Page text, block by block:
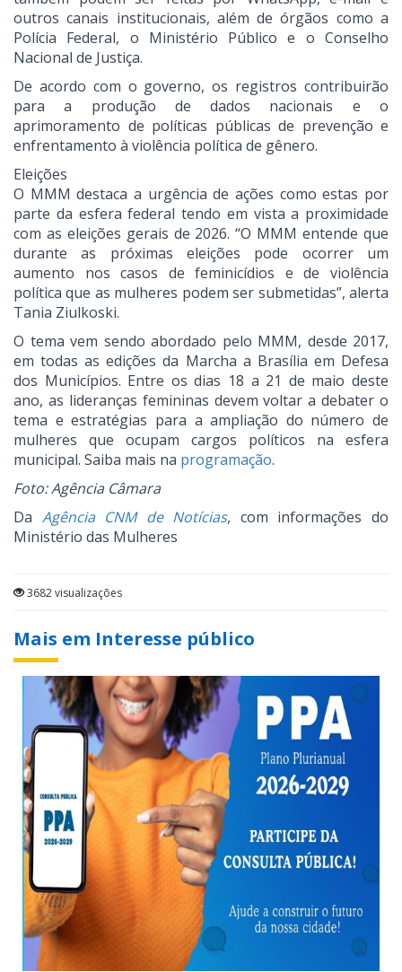
outros canais institucionais, além de órgãos como a
Polícia Federal, o Ministério Público e o Conselho
Nacional de Justiça.
De acordo com o governo, os registros contribuirão
para a produção de dados nacionais e o
aprimoramento de políticas públicas de prevenção e
enfrentamento à violência política de gênero.
Eleições
O MMM destaca a urgência de ações como estas por
parte da esfera federal tendo em vista a proximidade
com as eleições gerais de 2026. “O MMM entende que
durante as próximas eleições pode ocorrer um
aumento nos casos de feminicídios e de violência
política que as mulheres podem ser submetidas”, alerta
Tania Ziulkoski.
O tema vem sendo abordado pelo MMM, desde 2017,
em todas as edições da Marcha a Brasília em Defesa
dos Municípios. Entre os dias 18 a 21 de maio deste
ano, as lideranças femininas devem voltar a debater o
tema e estratégias para a ampliação do número de
mulheres que ocupam cargos políticos na esfera
municipal. Saiba mais na programação.
Foto: Agência Câmara
Da Agência CNM de Notícias, com informações do
Ministério das Mulheres
3682 visualizações
Mais em Interesse público